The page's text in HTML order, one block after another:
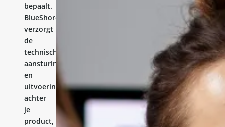
bepaalt.
BlueShores
verzorgt
de
technische
aansturing
en
uitvoering
achter
je
product,